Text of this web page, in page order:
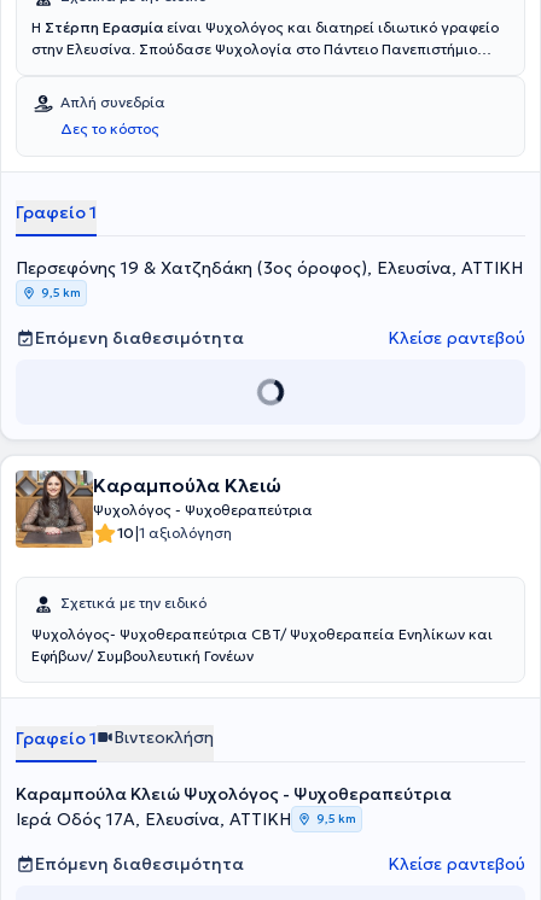
Η Στέρπη Ερασμία είναι Ψυχολόγος και διατηρεί ιδιωτικό γραφείο
στην Ελευσίνα. Σπούδασε Ψυχολογία στο Πάντειο Πανεπιστήμιο
Αναλυτική Ψυχοθεραπεία. Τέλος,, διαθέτει εμπειρία έχοντας
εργαστεί ως Ψυχολόγος σε κέντρα παιδιών και εφήβων, καθώς και
σε κέντρο ημέρας ατόμων με αναπηρία.
Απλή συνεδρία
Δες το κόστος
Γραφείο 1
Περσεφόνης 19 & Χατζηδάκη (3ος όροφος), Ελευσίνα, ΑΤΤΙΚΗ
9,5 km
Επόμενη διαθεσιμότητα Κλείσε ραντεβού
Καραμπούλα Κλειώ
Ψυχολόγος - Ψυχοθεραπεύτρια
10|1 αξιολόγηση
Σχετικά με την ειδικό
Ψυχολόγος- Ψυχοθεραπεύτρια CBT/ Ψυχοθεραπεία Ενηλίκων και
Εφήβων/ Συμβουλευτική Γονέων
Γραφείο 1 Βιντεοκλήση
Καραμπούλα Κλειώ Ψυχολόγος - Ψυχοθεραπεύτρια
Ιερά Οδός 17Α, Ελευσίνα, ΑΤΤΙΚΗ
9,5 km
Επόμενη διαθεσιμότητα Κλείσε ραντεβού